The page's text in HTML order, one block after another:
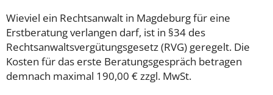
Wieviel ein Rechtsanwalt in Magdeburg für eine
Erstberatung verlangen darf, ist in §34 des
Rechtsanwaltsvergütungsgesetz (RVG) geregelt. Die
Kosten für das erste Beratungsgespräch betragen
demnach maximal 190,00 € zzgl. MwSt.